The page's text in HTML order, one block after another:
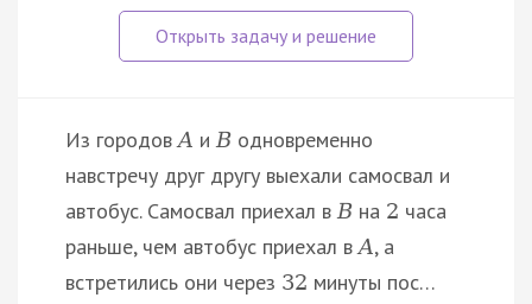
Из городовA иB одновременно
навстречу друг другу выехали самосвал и
автобус. Самосвал приехал вB на 2 часа
раньше, чем автобус приехал вA, а
встретились они через 32 минуты пос…